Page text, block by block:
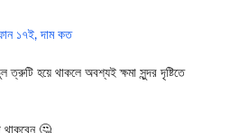
১৭ই, দাম কত
হয়ে থাকলে অবশ্যই ক্ষমা সুন্দর দৃষ্টিতে
🤔